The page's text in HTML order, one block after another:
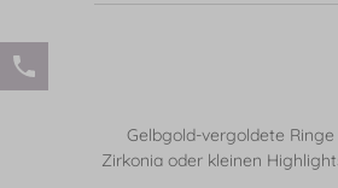
Gelbgold-vergoldete
Zirkonia oder kleinen